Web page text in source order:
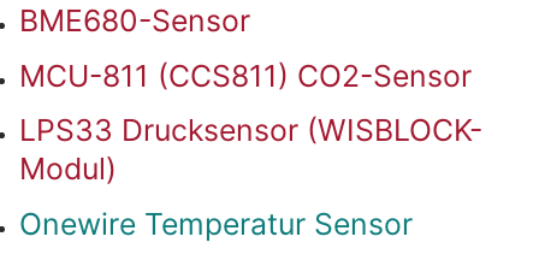
BME680-Sensor
MCU-811 (CCS811) CO2-Sensor
LPS33 Drucksensor (WISBLOCK-
Modul)
Onewire Temperatur Sensor